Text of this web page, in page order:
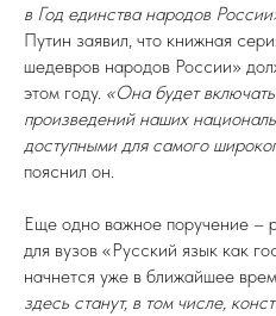
в Год единства народов
Путин заявил, что книжная
шедевров народов России»
этом году. «Она будет
произведений наших
доступными для самого
пояснил он.
Еще одно важное поручение –
для вузов «Русский язык как
начнется уже в ближайшее
здесь станут, в том числе,